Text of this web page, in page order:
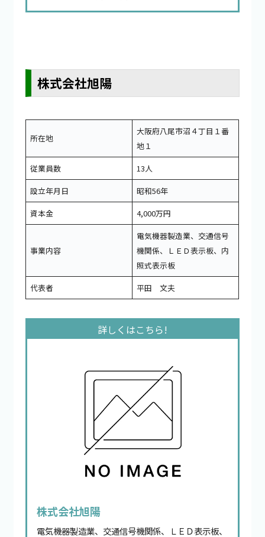
株式会社旭陽
所在地
大阪府八尾市沼４丁目１番
地１
従業員数
13人
設立年月日
昭和56年
資本金
4,000万円
事業内容
電気機器製造業、交通信号
機関係、ＬＥＤ表示板、内
照式表示板
代表者
平田 文夫
株式会社旭陽
電気機器製造業、交通信号機関係、ＬＥＤ表示板、